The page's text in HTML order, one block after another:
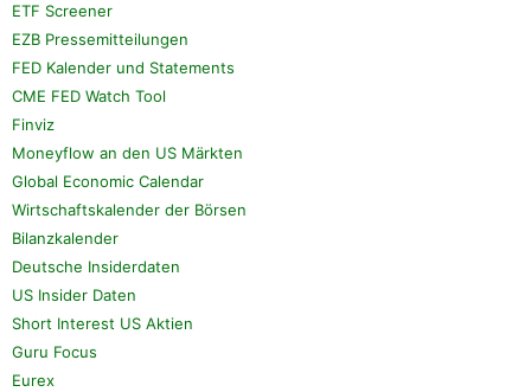
ETF Screener
EZB Pressemitteilungen
FED Kalender und Statements
CME FED Watch Tool
Finviz
Moneyflow an den US Märkten
Global Economic Calendar
Wirtschaftskalender der Börsen
Bilanzkalender
Deutsche Insiderdaten
US Insider Daten
Short Interest US Aktien
Guru Focus
Eurex